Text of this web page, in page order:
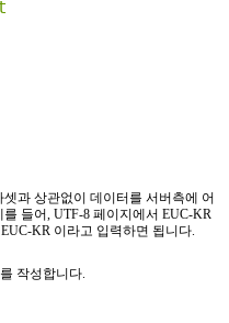
과 상관없이 데이터를 서버측에 어
들어, UTF-8 페이지에서 EUC-KR
KR 이라고 입력하면 됩니다.
작성합니다.